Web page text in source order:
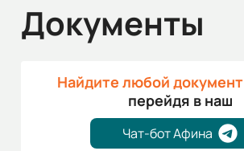
Документы
Найдите любой документ
перейдя в наш
Чат-бот Афина